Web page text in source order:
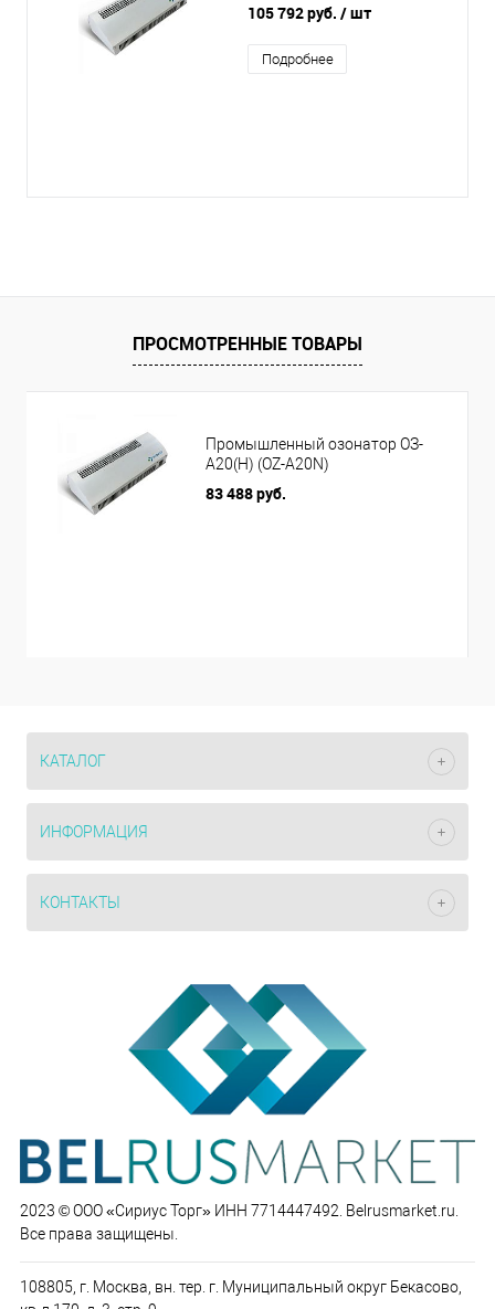
105 792 руб. / шт
Подробнее
ПРОСМОТРЕННЫЕ ТОВАРЫ
Промышленный озонатор ОЗ-
А20(Н) (OZ-A20N)
83 488 руб.
КАТАЛОГ
ИНФОРМАЦИЯ
КОНТАКТЫ
2023 © ООО «Сириус Торг» ИНН 7714447492. Belrusmarket.ru.
Все права защищены.
108805, г. Москва, вн. тер. г. Муниципальный округ Бекасово,